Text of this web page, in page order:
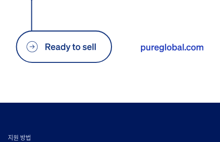
지원 방법